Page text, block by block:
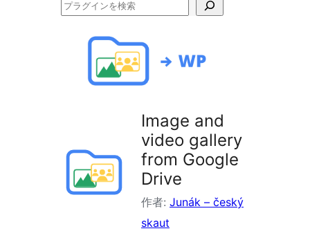
プ
索
Image and
video gallery
from Google
Drive
作者: Junák – český
skaut